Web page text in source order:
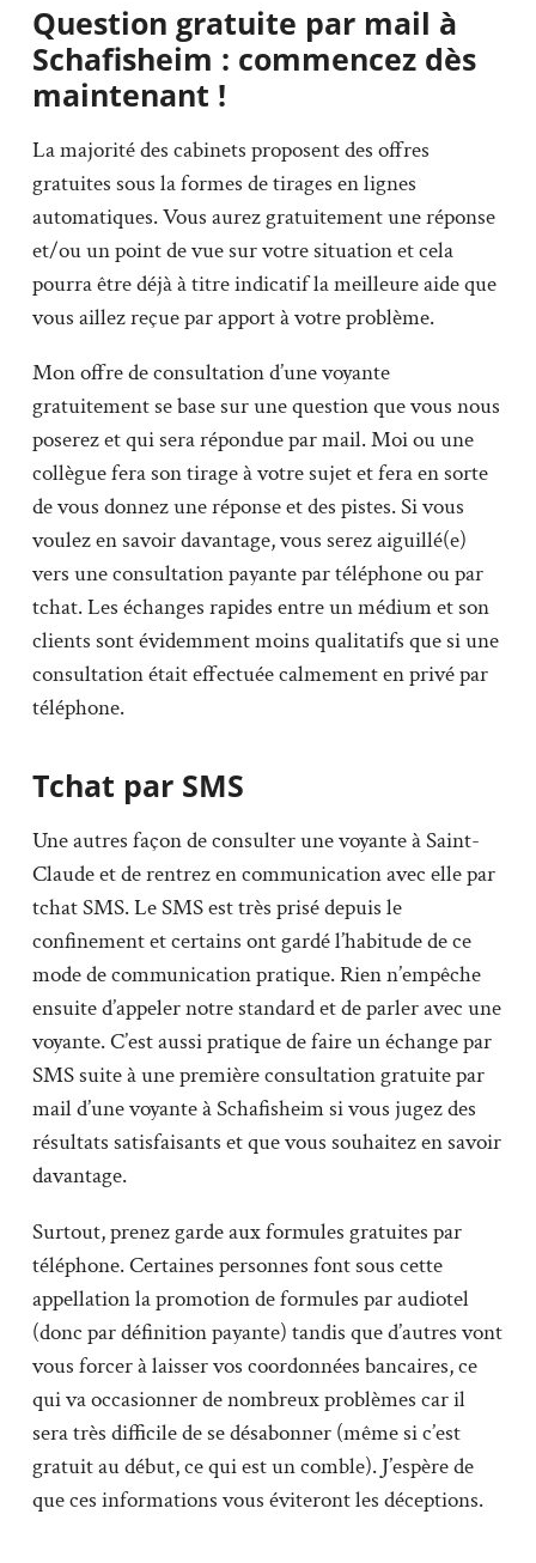
Question gratuite par mail à
Schafisheim : commencez dès
maintenant !
La majorité des cabinets proposent des offres
gratuites sous la formes de tirages en lignes
automatiques. Vous aurez gratuitement une réponse
et/ou un point de vue sur votre situation et cela
pourra être déjà à titre indicatif la meilleure aide que
vous aillez reçue par apport à votre problème.
Mon offre de consultation d’une voyante
gratuitement se base sur une question que vous nous
poserez et qui sera répondue par mail. Moi ou une
collègue fera son tirage à votre sujet et fera en sorte
de vous donnez une réponse et des pistes. Si vous
voulez en savoir davantage, vous serez aiguillé(e)
vers une consultation payante par téléphone ou par
tchat. Les échanges rapides entre un médium et son
clients sont évidemment moins qualitatifs que si une
consultation était effectuée calmement en privé par
téléphone.
Tchat par SMS
Une autres façon de consulter une voyante à Saint-
Claude et de rentrez en communication avec elle par
tchat SMS. Le SMS est très prisé depuis le
confinement et certains ont gardé l’habitude de ce
mode de communication pratique. Rien n’empêche
ensuite d’appeler notre standard et de parler avec une
voyante. C’est aussi pratique de faire un échange par
SMS suite à une première consultation gratuite par
mail d’une voyante à Schafisheim si vous jugez des
résultats satisfaisants et que vous souhaitez en savoir
davantage.
Surtout, prenez garde aux formules gratuites par
téléphone. Certaines personnes font sous cette
appellation la promotion de formules par audiotel
(donc par définition payante) tandis que d’autres vont
vous forcer à laisser vos coordonnées bancaires, ce
qui va occasionner de nombreux problèmes car il
sera très difficile de se désabonner (même si c’est
gratuit au début, ce qui est un comble). J’espère de
que ces informations vous éviteront les déceptions.